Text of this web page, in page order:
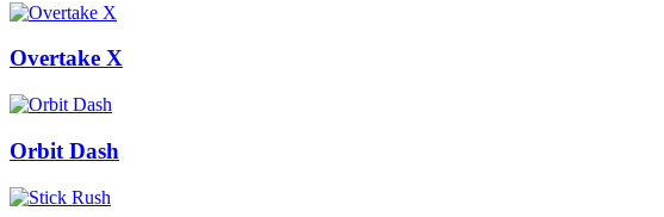
Overtake X
Orbit Dash